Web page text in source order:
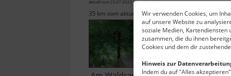
Wir verwenden Cookies, um
auf unsere Website zu
soziale Medien,
zusammen, die du ihnen
Cookies und dem dir
Hinweis zur
Indem du auf "Alles
aktuell vom 23.07.2024 / Zugriffe: 3671
35 km vom aktuellen Standort